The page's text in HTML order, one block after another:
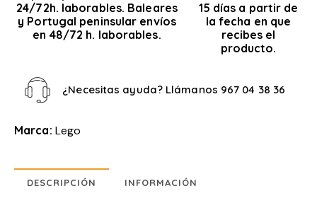
24/72h. laborables. Baleares
y Portugal peninsular envíos
en 48/72 h. laborables.
15 días a partir de
la fecha en que
recibes el
producto.
¿Necesitas ayuda? Llámanos 967 04 38 36
Marca: Lego
DESCRIPCIÓN INFORMACIÓN